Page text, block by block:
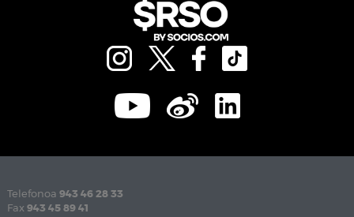
Telefonoa 943 46 28 33
Fax 943 45 89 41